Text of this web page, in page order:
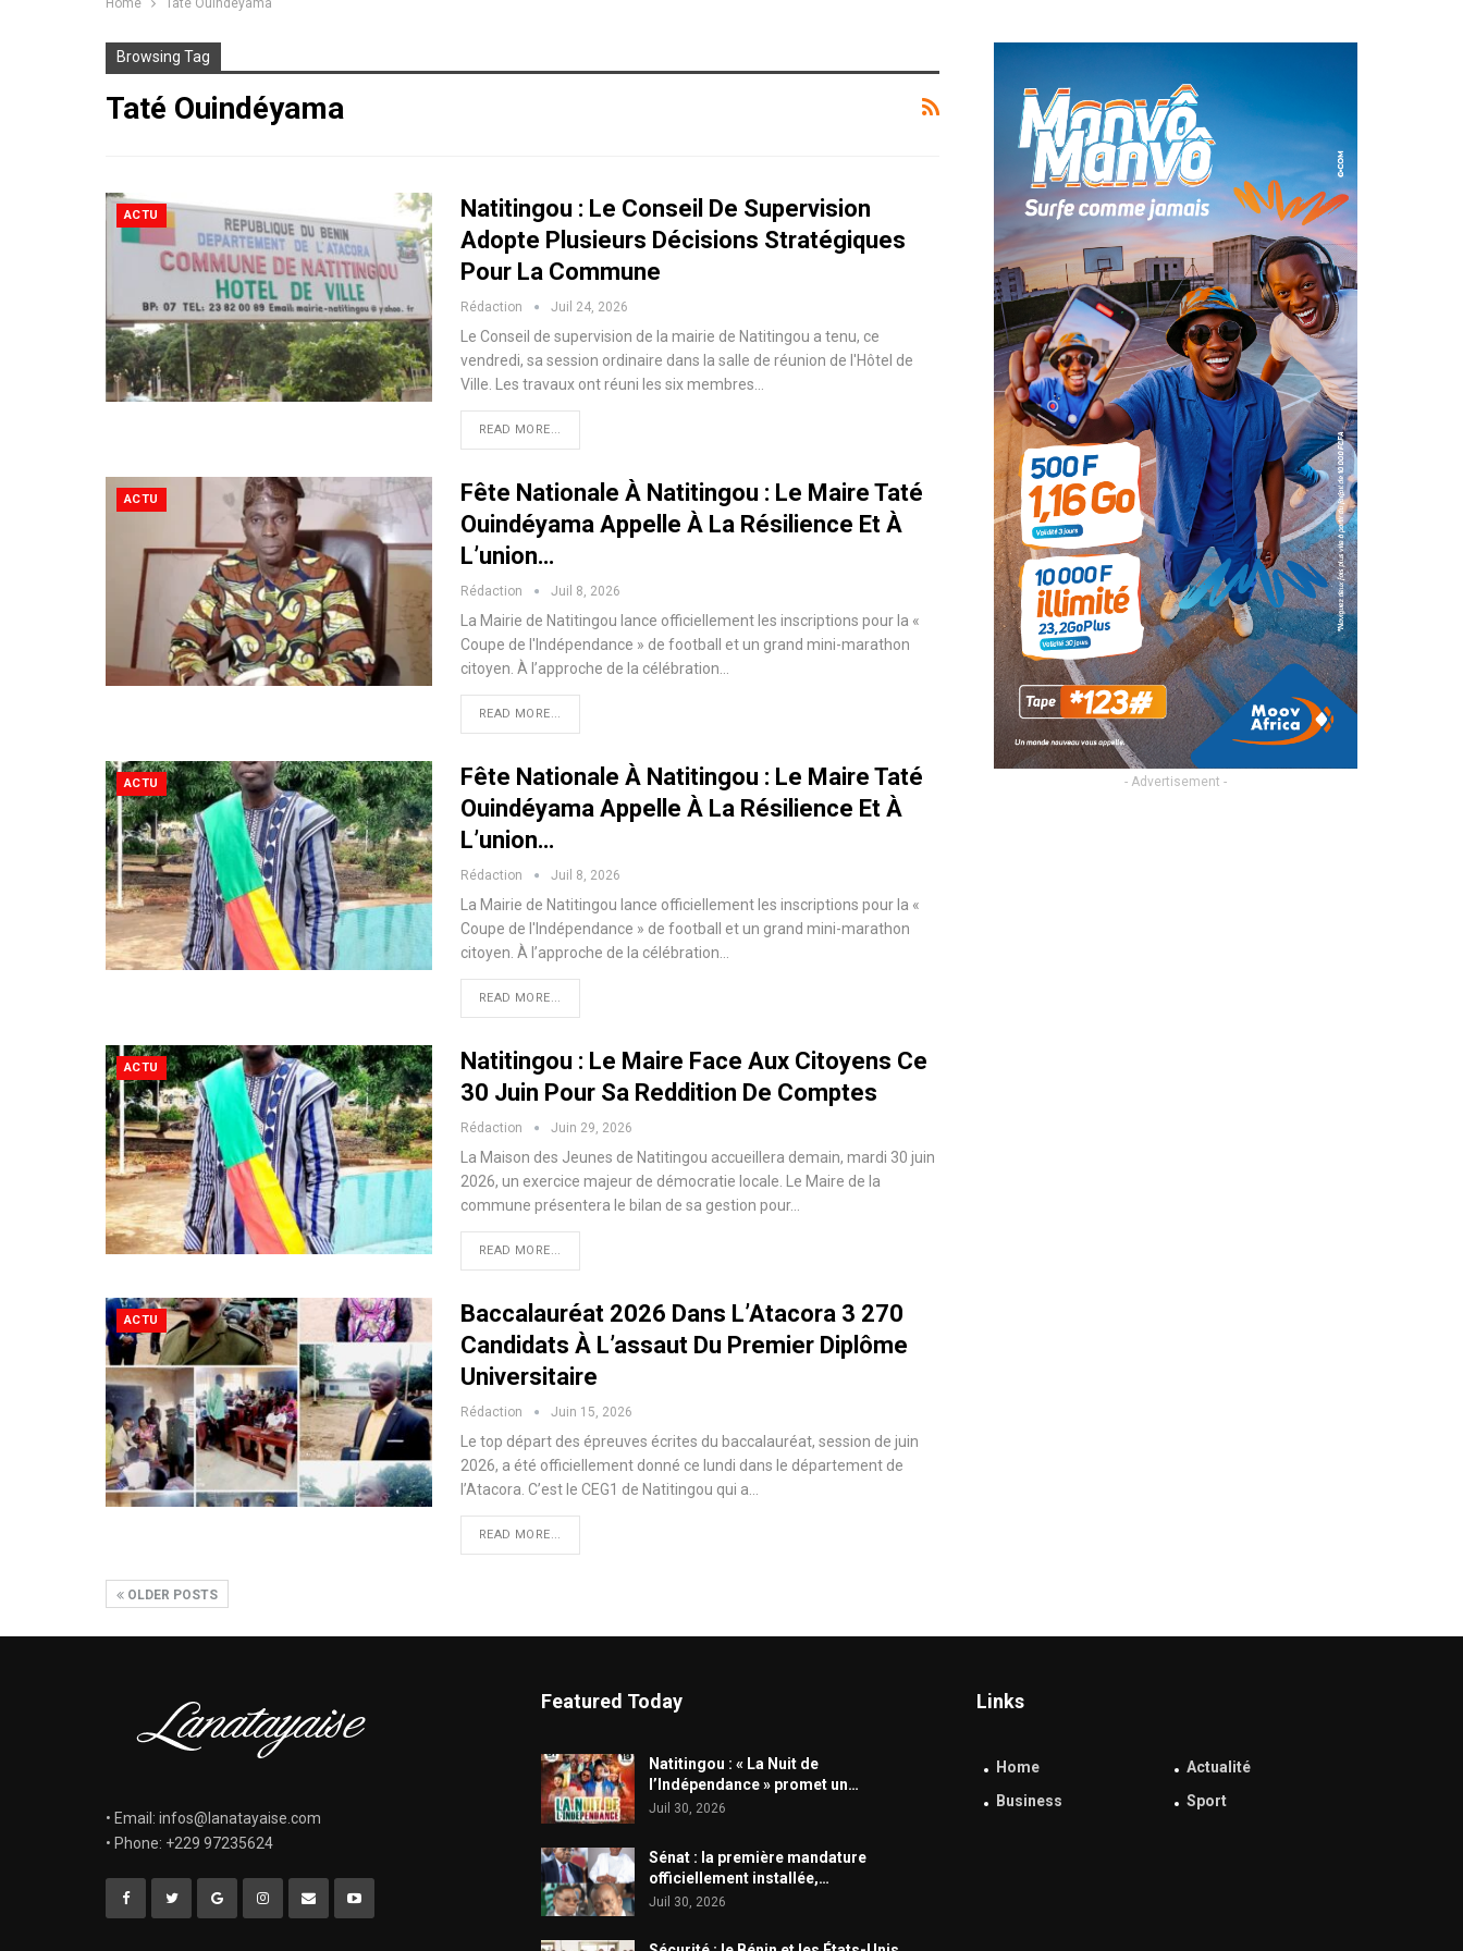
Home Taté Ouindéyama
Browsing Tag
Taté Ouindéyama
ACTU
Natitingou : Le Conseil De Supervision
Adopte Plusieurs Décisions Stratégiques
Pour La Commune
Rédaction Juil 24, 2026
Le Conseil de supervision de la mairie de Natitingou a tenu, ce
vendredi, sa session ordinaire dans la salle de réunion de l'Hôtel de
Ville. Les travaux ont réuni les six membres…
READ MORE...
ACTU
Fête Nationale À Natitingou : Le Maire Taté
Ouindéyama Appelle À La Résilience Et À
L’union…
Rédaction Juil 8, 2026
La Mairie de Natitingou lance officiellement les inscriptions pour la «
Coupe de l'Indépendance » de football et un grand mini-marathon
citoyen. À l’approche de la célébration…
READ MORE...
ACTU
Fête Nationale À Natitingou : Le Maire Taté
Ouindéyama Appelle À La Résilience Et À
L’union…
Rédaction Juil 8, 2026
La Mairie de Natitingou lance officiellement les inscriptions pour la «
Coupe de l'Indépendance » de football et un grand mini-marathon
citoyen. À l’approche de la célébration…
READ MORE...
ACTU
Natitingou : Le Maire Face Aux Citoyens Ce
30 Juin Pour Sa Reddition De Comptes
Rédaction Juin 29, 2026
La Maison des Jeunes de Natitingou accueillera demain, mardi 30 juin
2026, un exercice majeur de démocratie locale. Le Maire de la
commune présentera le bilan de sa gestion pour…
READ MORE...
ACTU
Baccalauréat 2026 Dans L’Atacora 3 270
Candidats À L’assaut Du Premier Diplôme
Universitaire
Rédaction Juin 15, 2026
Le top départ des épreuves écrites du baccalauréat, session de juin
2026, a été officiellement donné ce lundi dans le département de
l’Atacora. C’est le CEG1 de Natitingou qui a…
READ MORE...
OLDER POSTS
- Advertisement -
• Email: infos@lanatayaise.com
• Phone: +229 97235624
Featured Today
​Natitingou : « La Nuit de
l’Indépendance » promet un…
Juil 30, 2026
Sénat : la première mandature
officiellement installée,…
Juil 30, 2026
Links
Home
Actualité
Business
Sport